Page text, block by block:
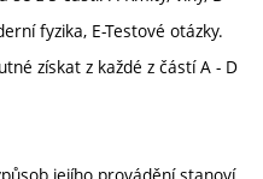
fyzika, E-Testové otázky.
získat z každé z částí A - D